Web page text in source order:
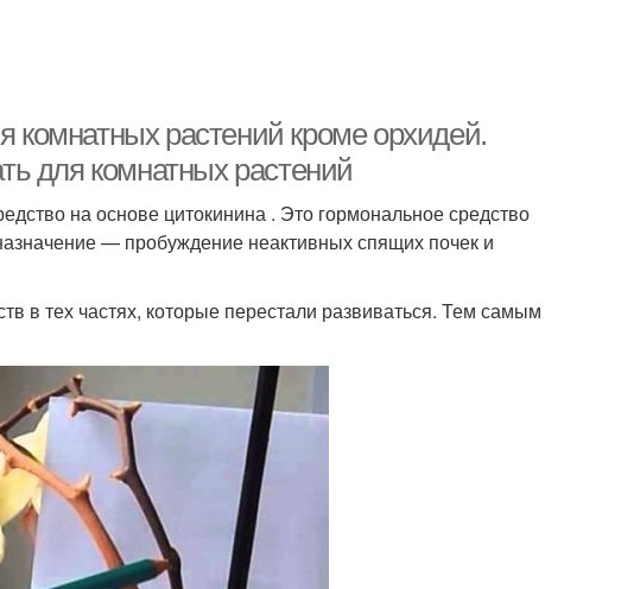
комнатных растений кроме орхидей.
для комнатных растений
на основе цитокинина . Это гормональное средство
— пробуждение неактивных спящих почек и
в тех частях, которые перестали развиваться. Тем самым